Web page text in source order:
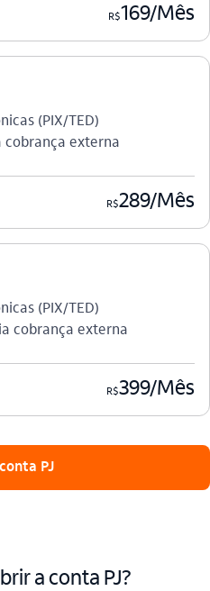
R$169/Mês
(PIX/TED)
cobrança externa
R$289/Mês
(PIX/TED)
cobrança externa
R$399/Mês
PJ
a conta PJ?